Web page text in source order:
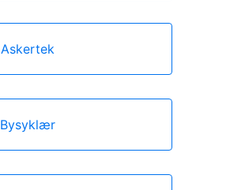
Askertek
Bysyklær